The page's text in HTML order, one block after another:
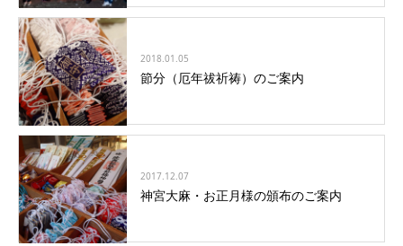
2018.01.05
節分（厄年祓祈祷）のご案内
2017.12.07
神宮大麻・お正月様の頒布のご案内